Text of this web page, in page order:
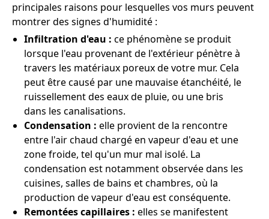
principales raisons pour lesquelles vos murs peuvent
montrer des signes d'humidité :
Infiltration d'eau : ce phénomène se produit
lorsque l'eau provenant de l'extérieur pénètre à
travers les matériaux poreux de votre mur. Cela
peut être causé par une mauvaise étanchéité, le
ruissellement des eaux de pluie, ou une bris
dans les canalisations.
Condensation : elle provient de la rencontre
entre l'air chaud chargé en vapeur d'eau et une
zone froide, tel qu'un mur mal isolé. La
condensation est notamment observée dans les
cuisines, salles de bains et chambres, où la
production de vapeur d'eau est conséquente.
Remontées capillaires : elles se manifestent